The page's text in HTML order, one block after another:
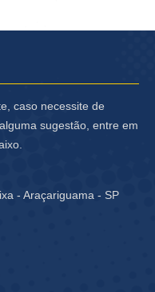
caso necessite de
sugestão, entre em
- Araçariguama - SP